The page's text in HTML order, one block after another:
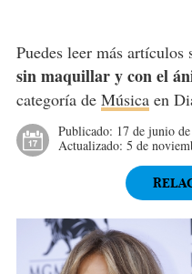
Puedes leer más artículos
sin maquillar y con el
categoría de Músicaen
Publicado: 17 de junio
Actualizado: 5 de